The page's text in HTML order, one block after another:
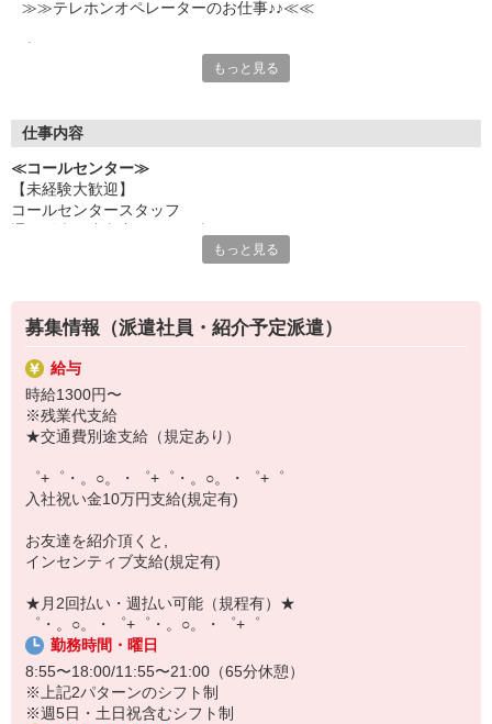
≫≫テレホンオペレーターのお仕事♪♪≪≪
職場での不安や悩み事があれば
充実の福利厚生、各種施設利用の特典など、
お仕事以外も充実させたいあなたの味方です♪
【選べるお仕事いろいろ】
▼工場・製造・軽作業系
機械/食品製造・梱包・仕分け・加工・組立・検査
▼美容系
眉毛サロンのアイブロウ・ネイリスト・エステ
▼営業・販売
法人営業・アパレル販売・個別指導塾・人材紹介
▼人気案件も多数♪
短期・期間限定・オープニング・官公庁案件
上場/優良/大手企業など
【スマホ面接実施中】
￣￣￣￣￣￣￣￣￣
自宅に居ながらスマホでカンタン面接OK！
オンライン面談なのでスピード対応。
即日登録もOK♪
気になった方はお気軽にご相談ください！
もっと見る
仕事内容
≪コールセンター≫
【未経験大歓迎】
コールセンタースタッフ
注文の入力がありますので、早くは無くてもいいですがタイピング
服装・ネイル自由です
★休憩室も完備★
もっと見る
募集情報（派遣社員・紹介予定派遣）
給与
時給1300円〜
※残業代支給
★交通費別途支給（規定あり）
゜+゜・。○。・゜+゜・。○。・゜+゜
入社祝い金10万円支給(規定有)
お友達を紹介頂くと,
インセンティブ支給(規定有)
★月2回払い・週払い可能（規程有）★
゜・。○。・゜+゜・。○。・゜+゜
勤務時間・曜日
8:55〜18:00/11:55〜21:00（65分休憩）
※上記2パターンのシフト制
※週5日・土日祝含むシフト制